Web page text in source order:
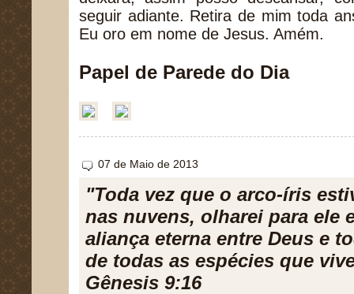
seguir adiante. Retira de mim toda
Eu oro em nome de Jesus. Amém.
Papel de Parede do Dia
07 de Maio de 2013
"Toda vez que o arco-íris
nas nuvens, olharei para ele
aliança eterna entre Deus e
de todas as espécies que
Gênesis 9:16